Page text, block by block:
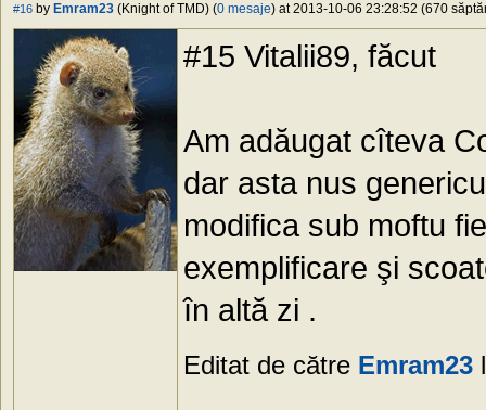
#16 by Emram23 (Knight of TMD) (0 mesaje) at 2013-10-06 23:28:52 (670
#15 Vitalii89, făcut
Am adăugat cîteva
dar asta nus
modifica sub moftu
exemplificare şi
în altă zi .
Editat de către Emram23